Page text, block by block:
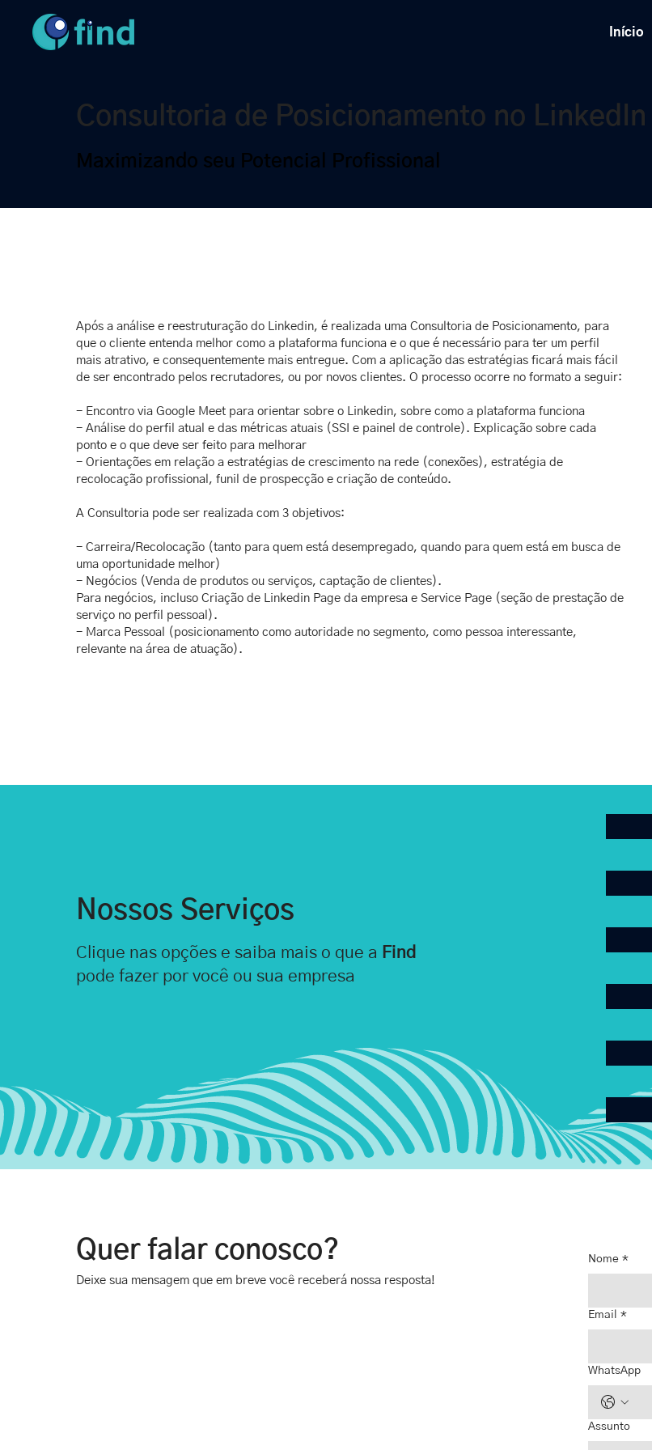
Início
Consultoria de Posicionamento no LinkedIn
Maximizando seu Potencial Profissional
Após a análise e reestruturação do Linkedin, é realizada uma Consultoria de Posicionamento, para
que o cliente entenda melhor como a plataforma funciona e o que é necessário para ter um perfil
mais atrativo, e consequentemente mais entregue. Com a aplicação das estratégias ficará mais fácil
de ser encontrado pelos recrutadores, ou por novos clientes. O processo ocorre no formato a seguir:
- Encontro via Google Meet para orientar sobre o Linkedin, sobre como a plataforma funciona
- Análise do perfil atual e das métricas atuais (SSI e painel de controle). Explicação sobre cada
ponto e o que deve ser feito para melhorar
- Orientações em relação a estratégias de crescimento na rede (conexões), estratégia de
recolocação profissional, funil de prospecção e criação de conteúdo.
A Consultoria pode ser realizada com 3 objetivos:
- Carreira/Recolocação (tanto para quem está desempregado, quando para quem está em busca de
uma oportunidade melhor)
- Negócios (Venda de produtos ou serviços, captação de clientes).
Para negócios, incluso Criação de Linkedin Page da empresa e Service Page (seção de prestação de
serviço no perfil pessoal).
- Marca Pessoal (posicionamento como autoridade no segmento, como pessoa interessante,
relevante na área de atuação).
Nome *
Email *
WhatsApp
Assunto
Deixe sua mensagem que em breve você receberá nossa resposta!
Quer falar conosco?
Clique nas opções e saiba mais o que a Find
pode fazer por você ou sua empresa
Nossos Serviços